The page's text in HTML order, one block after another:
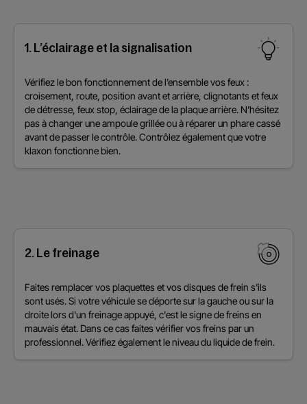
1. L’éclairage et la signalisation
Vérifiez le bon fonctionnement de l’ensemble vos feux :
croisement, route, position avant et arrière, clignotants et feux
de détresse, feux stop, éclairage de la plaque arrière. N’hésitez
pas à changer une ampoule grillée ou à réparer un phare cassé
avant de passer le contrôle. Contrôlez également que votre
klaxon fonctionne bien.
2. Le freinage
Faites remplacer vos plaquettes et vos disques de frein s'ils
sont usés. Si votre véhicule se déporte sur la gauche ou sur la
droite lors d'un freinage appuyé, c'est le signe de freins en
mauvais état. Dans ce cas faites vérifier vos freins par un
professionnel. Vérifiez également le niveau du liquide de frein.